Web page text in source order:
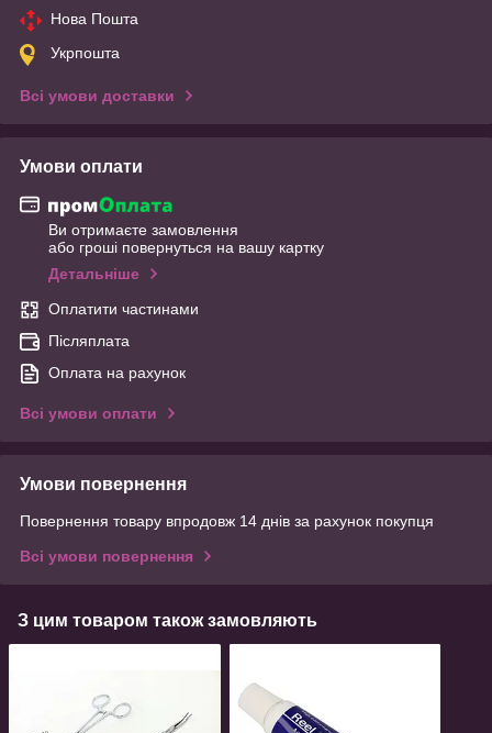
Нова Пошта
Укрпошта
Всі умови доставки
Умови оплати
Ви отримаєте замовлення
або гроші повернуться на вашу картку
Детальніше
Оплатити частинами
Післяплата
Оплата на рахунок
Всі умови оплати
Умови повернення
Повернення товару впродовж 14 днів за рахунок покупця
Всі умови повернення
З цим товаром також замовляють